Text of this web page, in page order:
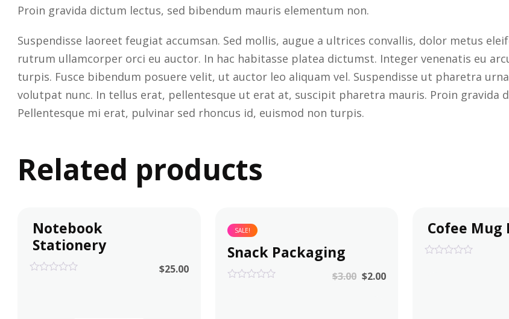
Proin gravida dictum lectus, sed bibendum mauris elementum non.
Suspendisse laoreet feugiat accumsan. Sed mollis, augue a ultrices convallis, dolor metus
rutrum ullamcorper orci eu auctor. In hac habitasse platea dictumst. Integer venenatis eu
turpis. Fusce bibendum posuere velit, ut auctor leo aliquam vel. Suspendisse ut pharetra
volutpat nunc. In tellus erat, pellentesque ut erat at, suscipit pharetra mauris. Proin gravida
Pellentesque mi erat, pulvinar sed rhoncus id, euismod non turpis.
Related products
Notebook
Stationery
$25.00
SALE!
Snack Packaging
$3.00 $2.00
Cofee Mug